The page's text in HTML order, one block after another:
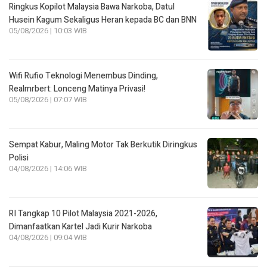
Ringkus Kopilot Malaysia Bawa Narkoba, Datul
Husein Kagum Sekaligus Heran kepada BC dan BNN
05/08/2026 | 10:03 WIB
Wifi Rufio Teknologi Menembus Dinding,
Realmrbert: Lonceng Matinya Privasi!
05/08/2026 | 07:07 WIB
Sempat Kabur, Maling Motor Tak Berkutik Diringkus
Polisi
04/08/2026 | 14:06 WIB
RI Tangkap 10 Pilot Malaysia 2021-2026,
Dimanfaatkan Kartel Jadi Kurir Narkoba
04/08/2026 | 09:04 WIB